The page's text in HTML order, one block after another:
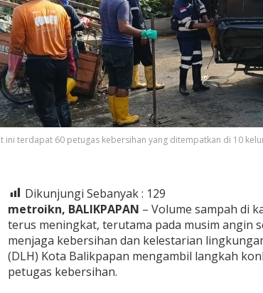
ini terdapat 60 petugas kebersihan yang ditempatkan di 10
Dikunjungi Sebanyak : 129
metroikn, BALIKPAPAN – Volume sampah di
terus meningkat, terutama pada musim angin
menjaga kebersihan dan kelestarian
(DLH) Kota Balikpapan mengambil langkah
petugas kebersihan.